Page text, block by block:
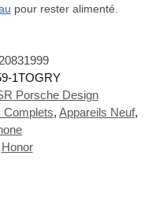
pour rester alimenté.
1TOGRY
Porsche Design
Complets, Appareils Neuf,
Honor